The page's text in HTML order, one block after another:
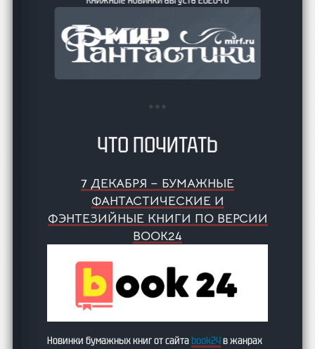
ЧТО ПОЧИТАТЬ
7 ДЕКАБРЯ – БУМАЖНЫЕ
ФАНТАСТИЧЕСКИЕ И
ФЭНТЕЗИЙНЫЕ КНИГИ ПО ВЕРСИИ
BOOK24
Новинки бумажных книг от сайтаbook24в жанрах